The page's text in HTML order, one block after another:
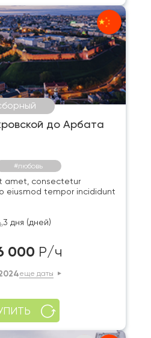
до Арбата
#любовь
amet, consectetur
eiusmod tempor incididunt
3 дня (дней)
000 Р/ч
еще даты